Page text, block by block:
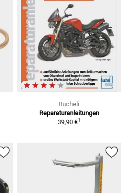
Bucheli
Reparaturanleitungen
39,90 €1